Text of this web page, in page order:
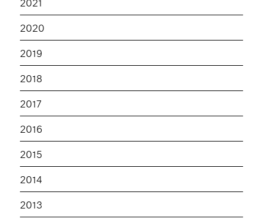
2020
2019
2018
2017
2016
2015
2014
2013